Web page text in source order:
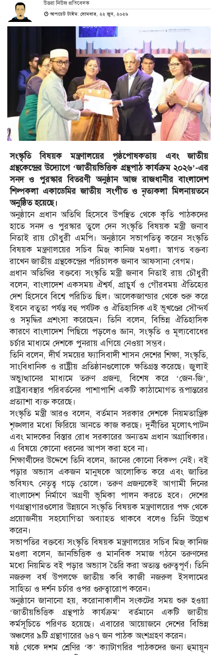
উত্তরা নিউজ প্রতিবেদক
আপডেট টাইম: সোমবার, ২২ জুন, ২০২৬
সংস্কৃতি বিষয়ক মন্ত্রণালয়ের পৃষ্ঠপোষকতায় এবং জাতীয়
গ্রন্থকেন্দ্রের উদ্যোগে ‘জাতীয়ভিত্তিক গ্রন্থপাঠ কার্যক্রম ২০২৬’-এর
সনদ ও পুরস্কার বিতরণী অনুষ্ঠান আজ রাজধানীর বাংলাদেশ
শিল্পকলা একাডেমির জাতীয় সংগীত ও নৃত্যকলা মিলনায়তনে
অনুষ্ঠিত হয়েছে।
অনুষ্ঠানে প্রধান অতিথি হিসেবে উপস্থিত থেকে কৃতি পাঠকদের
হাতে সনদ ও পুরস্কার তুলে দেন সংস্কৃতি বিষয়ক মন্ত্রী জনাব
নিতাই রায় চৌধুরী এমপি। অনুষ্ঠানে সভাপতিত্ব করেন সংস্কৃতি
বিষয়ক মন্ত্রণালয়ের সচিব মিজ্ কানিজ মওলা। স্বাগত বক্তব্য
রাখেন জাতীয় গ্রন্থকেন্দ্রের পরিচালক জনাব আফসানা বেগম।
প্রধান অতিথির বক্তব্যে সংস্কৃতি মন্ত্রী জনাব নিতাই রায় চৌধুরী
বলেন, বাংলাদেশ একসময় ঐশ্বর্য, প্রাচুর্য ও গৌরবময় ঐতিহ্যের
দেশ হিসেবে বিশ্বে পরিচিত ছিল। আলেকজান্ডার থেকে শুরু করে
ইবনে বতুতা পর্যন্ত বহু পর্যটক ও ঐতিহাসিক এই ভূখণ্ডের সৌন্দর্য
ও সমৃদ্ধির প্রশংসা করেছেন। তিনি বলেন, বিভিন্ন ঐতিহাসিক
কারণে বাংলাদেশ পিছিয়ে পড়লেও জ্ঞান, সংস্কৃতি ও মূল্যবোধের
চর্চার মাধ্যমে দেশকে পুনরায় এগিয়ে নেওয়া সম্ভব।
তিনি বলেন, দীর্ঘ সময়ের ফ্যাসিবাদী শাসন দেশের শিক্ষা, সংস্কৃতি,
সাংবিধানিক ও রাষ্ট্রীয় প্রতিষ্ঠানগুলোকে ক্ষতিগ্রস্ত করেছে। জুলাই
অভ্যুত্থানের মাধ্যমে তরুণ প্রজন্ম, বিশেষ করে ‘জেন-জি’,
রাষ্ট্রব্যবস্থার পরিবর্তনের পাশাপাশি একটি কাঠামোগত রূপান্তরের
প্রত্যাশা ব্যক্ত করেছে।
সংস্কৃতি মন্ত্রী আরও বলেন, বর্তমান সরকার দেশকে নিয়মতান্ত্রিক
শৃঙ্খলার মধ্যে ফিরিয়ে আনতে কাজ করছে। দুর্নীতির মূলোৎপাটন
এবং মাদকের বিস্তার রোধ সরকারের অন্যতম প্রধান অগ্রাধিকার।
এ বিষয়ে কোনো ধরনের আপস করা হবে না।
শিক্ষার্থীদের উদ্দেশে তিনি বলেন, জ্ঞানের কোনো বিকল্প নেই। বই
পড়ার অভ্যাস একজন মানুষকে আলোকিত করে এবং জাতির
ভবিষ্যৎ নেতৃত্ব গড়ে তোলে। তরুণ প্রজন্মকেই আগামী দিনের
বাংলাদেশ নির্মাণে অগ্রণী ভূমিকা পালন করতে হবে। দেশের
গণগ্রন্থাগারগুলোর উন্নয়নে সংস্কৃতি বিষয়ক মন্ত্রণালয়ের পক্ষ থেকে
প্রয়োজনীয় সহযোগিতা অব্যাহত থাকবে বলেও তিনি উল্লেখ
করেন।
সভাপতির বক্তব্যে সংস্কৃতি বিষয়ক মন্ত্রণালয়ের সচিব মিজ্ কানিজ
মওলা বলেন, জ্ঞানভিত্তিক ও মানবিক সমাজ গঠনে তরুণদের
মধ্যে নিয়মিত বই পড়ার অভ্যাস তৈরি করা অত্যন্ত গুরুত্বপূর্ণ। তিনি
নজরুল বর্ষ উপলক্ষে জাতীয় কবি কাজী নজরুল ইসলামের
সাহিত্য ও দর্শন চর্চার ওপর গুরুত্বারোপ করেন।
অনুষ্ঠানে জানানো হয়, করোনাকালীন সংকটের সময় শুরু হওয়া
‘জাতীয়ভিত্তিক গ্রন্থপাঠ কার্যক্রম’ বর্তমানে একটি জাতীয়
কর্মসূচিতে পরিণত হয়েছে। এবারের আয়োজনে দেশের বিভিন্ন
অঞ্চলের ৯টি গ্রন্থাগারের ৬৪৭ জন পাঠক অংশগ্রহণ করেন।
ষষ্ঠ থেকে দশম শ্রেণির ‘ক’ ক্যাটাগরির পাঠকদের জন্য হুমায়ূন